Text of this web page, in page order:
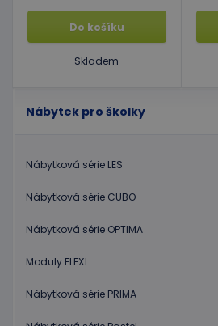
Nábytek pro školky
Nábytková série LES
Nábytková série CUBO
Nábytková série OPTIMA
Moduly FLEXI
Nábytková série PRIMA
Do košíku
Skladem